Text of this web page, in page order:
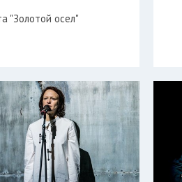
"Золотой осел"